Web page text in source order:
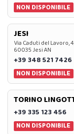
NON DISPONIBILE
JESI
Via Caduti del Lavoro,
60035 Jesi AN
+39 348 521 7426
NON DISPONIBILE
TORINO
+39 335 123 456
NON DISPONIBILE